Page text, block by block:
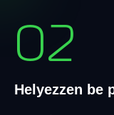
02
Helyezzen be